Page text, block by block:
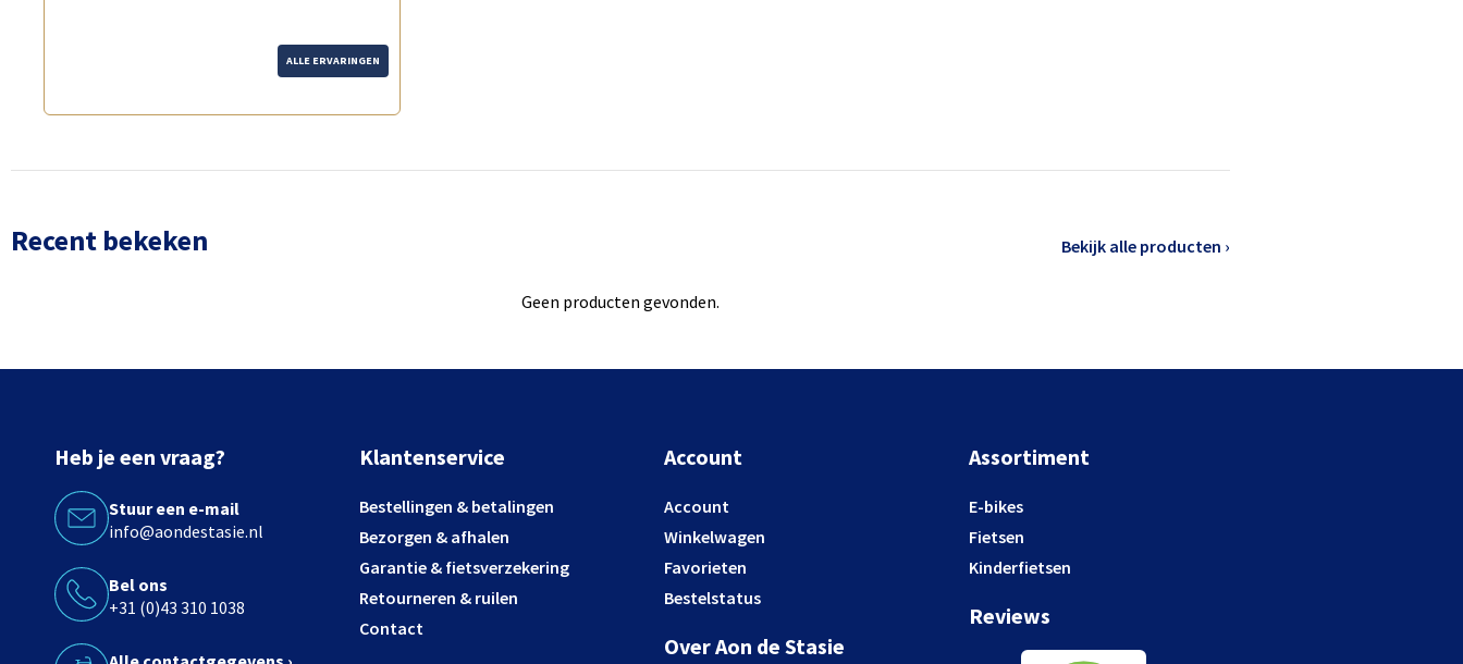
ALLE ERVARINGEN
Recent bekeken Bekijk alle producten ›
Geen producten gevonden.
Heb je een vraag?
Stuur een e-mail
info@aondestasie.nl
Bel ons
+31 (0)43 310 1038
Klantenservice
Bestellingen & betalingen
Bezorgen & afhalen
Garantie & fietsverzekering
Retourneren & ruilen
Contact
Account
Account
Winkelwagen
Favorieten
Bestelstatus
Over Aon de Stasie
Assortiment
E-bikes
Fietsen
Kinderfietsen
Reviews